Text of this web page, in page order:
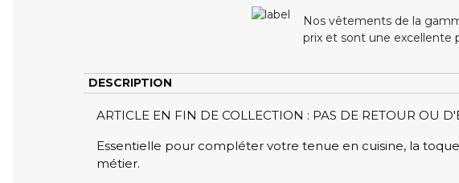
Nos vêtements de la
prix et sont une excellente
DESCRIPTION
ARTICLE EN FIN DE COLLECTION : PAS DE RETOUR OU
Essentielle pour compléter votre tenue en cuisine, la
métier.